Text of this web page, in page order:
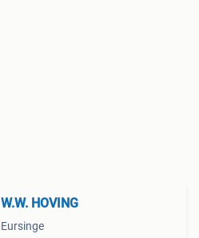
W.W. HOVING
Eursinge